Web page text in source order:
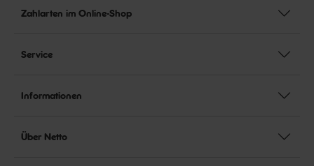
Zahlarten im Online-Shop
Service
Informationen
Über Netto